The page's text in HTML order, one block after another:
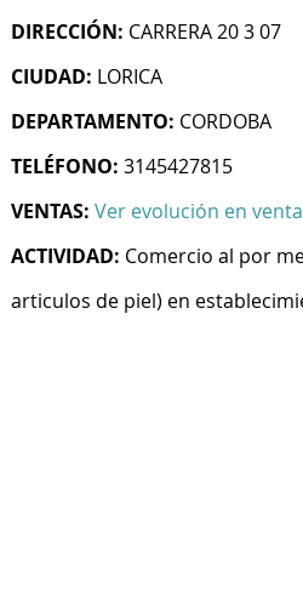
DIRECCIÓN: CARRERA 20 3 07
CIUDAD: LORICA
DEPARTAMENTO: CORDOBA
TELÉFONO: 3145427815
VENTAS: Ver evolución en
ACTIVIDAD: Comercio al por
articulos de piel) en